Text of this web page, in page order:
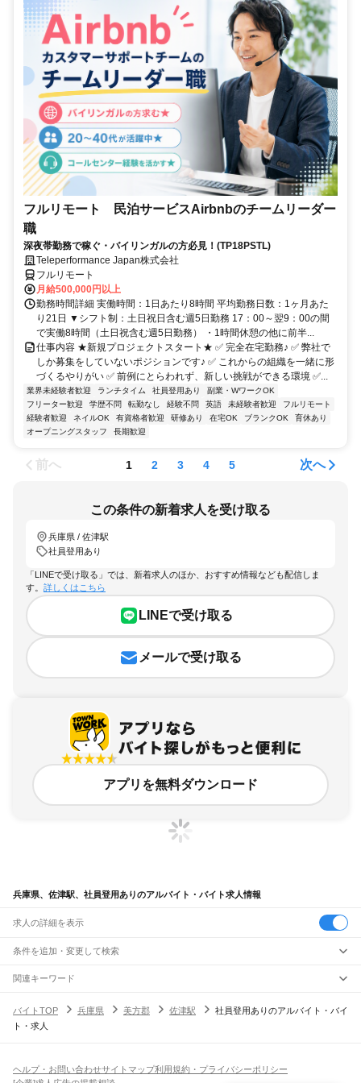
フルリモート 民泊サービスAirbnbのチームリーダー
職
深夜帯勤務で稼ぐ・バイリンガルの方必見！(TP18PSTL)
Teleperformance Japan株式会社
フルリモート
月給500,000円以上
勤務時間詳細 実働時間：1日あたり8時間 平均勤務日数：1ヶ月あた
り21日 ▼シフト制：土日祝日含む週5日勤務 17：00～翌9：00の間
で実働8時間（土日祝含む週5日勤務） ・1時間休憩の他に前半...
仕事内容 ★新規プロジェクトスタート★ ✅ 完全在宅勤務♪ ✅ 弊社で
しか募集をしていないポジションです♪ ✅ これからの組織を一緒に形
づくるやりがい ✅ 前例にとらわれず、新しい挑戦ができる環境 ✅...
業界未経験者歓迎 ランチタイム 社員登用あり
副業・WワークOK
フリーター歓迎
学歴不問 転勤なし 経験不問 英語 未経験者歓迎
フルリモート
経験者歓迎
ネイルOK 有資格者歓迎 研修あり 在宅OK ブランクOK
育休あり
オープニングスタッフ
長期歓迎
前へ 1 2 3 4 5 次へ
この条件の新着求人を受け取る
兵庫県 / 佐津駅
社員登用あり
「LINEで受け取る」では、新着求人のほか、おすすめ情報なども配信しま
す。 詳しくはこちら
LINEで受け取る
メールで受け取る
アプリを無料ダウンロード
兵庫県、佐津駅、社員登用ありのアルバイト・バイト求人情報
求人の詳細を表示
条件を追加・変更して検索
市区町村を追加・変更
兵庫県すべて
神戸市
西脇市宝塚市三木市高砂市川西市小野市三田市加西市丹波篠山市
駅を追加・変更
職種を追加・変更
飲食・フードサービスすべて
ホールスタッフキッチンスタッフ
人気
関連キーワード
バイトTOP
兵庫県 美方郡 佐津駅
社員登用ありのアルバイト・バイ
ト・求人
ヘルプ・お問い合わせサイトマップ利用規約・プライバシーポリシー